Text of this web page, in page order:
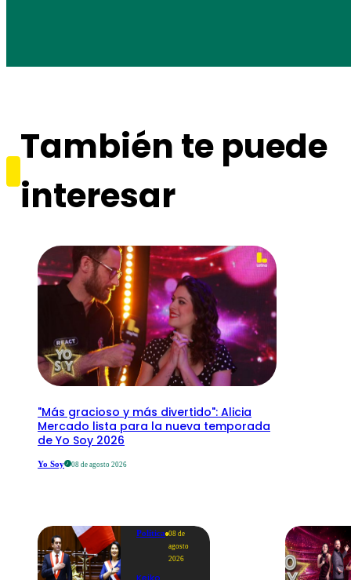
También te puede
interesar
"Más gracioso y más divertido": Alicia
Mercado lista para la nueva temporada
de Yo Soy 2026
Yo Soy 08 de agosto 2026
Política 08 de
agosto
2026
Keiko